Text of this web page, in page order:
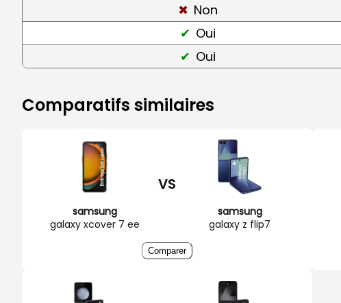
Non
Oui
Oui
Comparatifs similaires
samsung
galaxy xcover 7 ee
VS
samsung
galaxy z flip7
Comparer